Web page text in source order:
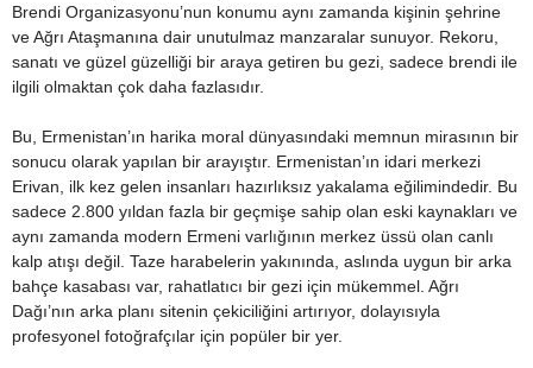
Brendi Organizasyonu’nun konumu aynı zamanda kişinin şehrine
ve Ağrı Ataşmanına dair unutulmaz manzaralar sunuyor. Rekoru,
sanatı ve güzel güzelliği bir araya getiren bu gezi, sadece brendi ile
ilgili olmaktan çok daha fazlasıdır.
Bu, Ermenistan’ın harika moral dünyasındaki memnun mirasının bir
sonucu olarak yapılan bir arayıştır. Ermenistan’ın idari merkezi
Erivan, ilk kez gelen insanları hazırlıksız yakalama eğilimindedir. Bu
sadece 2.800 yıldan fazla bir geçmişe sahip olan eski kaynakları ve
aynı zamanda modern Ermeni varlığının merkez üssü olan canlı
kalp atışı değil. Taze harabelerin yakınında, aslında uygun bir arka
bahçe kasabası var, rahatlatıcı bir gezi için mükemmel. Ağrı
Dağı’nın arka planı sitenin çekiciliğini artırıyor, dolayısıyla
profesyonel fotoğrafçılar için popüler bir yer.